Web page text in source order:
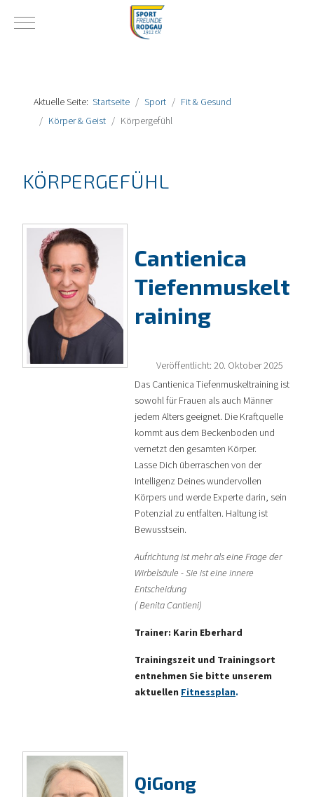
Mobile Menu Toggle
Aktuelle Seite: Startseite Sport
Fit & Gesund
Körper & Geist
Körpergefühl
KÖRPERGEFÜHL
Cantienica
Tiefenmuskelt
raining
Veröffentlicht: 20. Oktober 2025
Das Cantienica Tiefenmuskeltraining ist
sowohl für Frauen als auch Männer
jedem Alters geeignet. Die Kraftquelle
kommt aus dem Beckenboden und
vernetzt den gesamten Körper.
Lasse Dich überraschen von der
Intelligenz Deines wundervollen
Körpers und werde Experte darin, sein
Potenzial zu entfalten. Haltung ist
Bewusstsein.
Aufrichtung ist mehr als eine Frage der
Wirbelsäule - Sie ist eine innere
Entscheidung
( Benita Cantieni)
Trainer: Karin Eberhard
Trainingszeit und Trainingsort
entnehmen Sie bitte unserem
aktuellen Fitnessplan.
QiGong